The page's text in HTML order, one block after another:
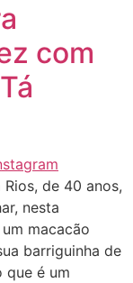
com
Rios, de 40 anos,
nesta
macacão
barriguinha de
que é um